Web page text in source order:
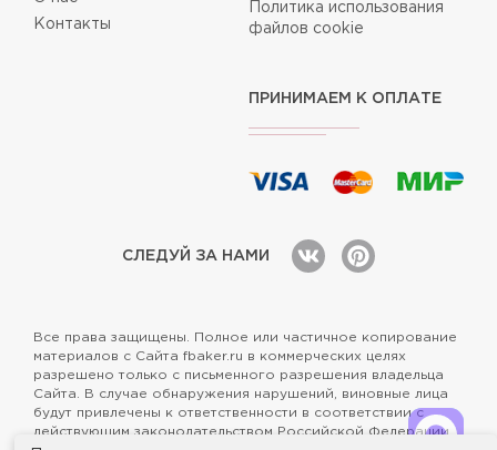
Контакты
Политика использования
файлов cookie
ПРИНИМАЕМ К ОПЛАТЕ
СЛЕДУЙ ЗА НАМИ
Все права защищены. Полное или частичное копирование
материалов с Сайта fbaker.ru в коммерческих целях
разрешено только с письменного разрешения владельца
Сайта. В случае обнаружения нарушений, виновные лица
будут привлечены к ответственности в соответствии с
действующим законодательством Российской Федерации.